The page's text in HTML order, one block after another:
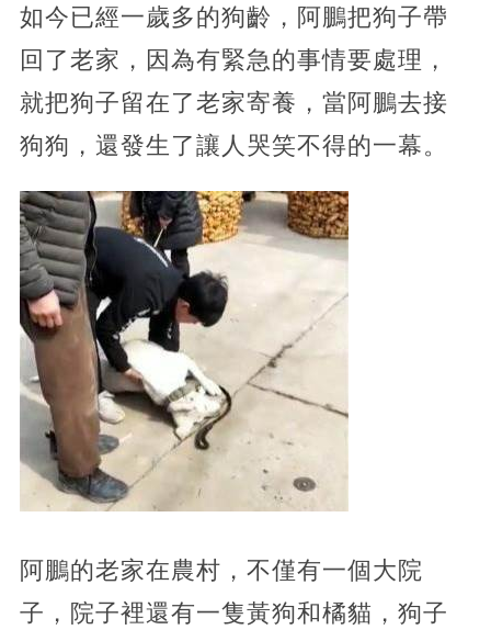
如今已經一歲多的狗齡，阿鵬把狗子帶
回了老家，因為有緊急的事情要處理，
就把狗子留在了老家寄養，當阿鵬去接
狗狗，還發生了讓人哭笑不得的一幕。
阿鵬的老家在農村，不僅有一個大院
子，院子裡還有一隻黃狗和橘貓，狗子